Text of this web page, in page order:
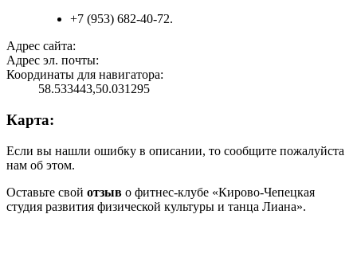
+7 (953) 682-40-72.
Адрес сайта:
Адрес эл. почты:
Координаты для навигатора:
58.533443,50.031295
Карта:
Если вы нашли ошибку в описании, то сообщите пожалуйста
нам об этом.
Оставьте свой отзыв о фитнес-клубе «Кирово-Чепецкая
студия развития физической культуры и танца Лиана».